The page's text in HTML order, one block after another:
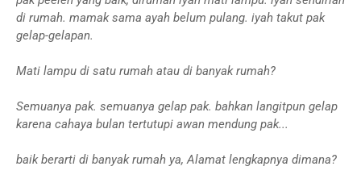
di rumah. mamak sama ayah belum pulang. iyah takut pak
gelap-gelapan.
Mati lampu di satu rumah atau di banyak rumah?
Semuanya pak. semuanya gelap pak. bahkan langitpun gelap
karena cahaya bulan tertutupi awan mendung pak...
baik berarti di banyak rumah ya, Alamat lengkapnya dimana?